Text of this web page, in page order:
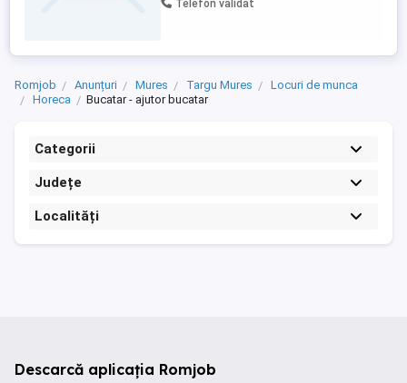
Telefon validat
Romjob Anunțuri Mures Targu Mures
Locuri de munca
Horeca
Bucatar - ajutor bucatar
Categorii
Județe
Localități
Descarcă aplicația Romjob